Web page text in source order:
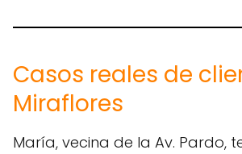
Casos reales de
Miraflores
María, vecina de la Av. Pardo,